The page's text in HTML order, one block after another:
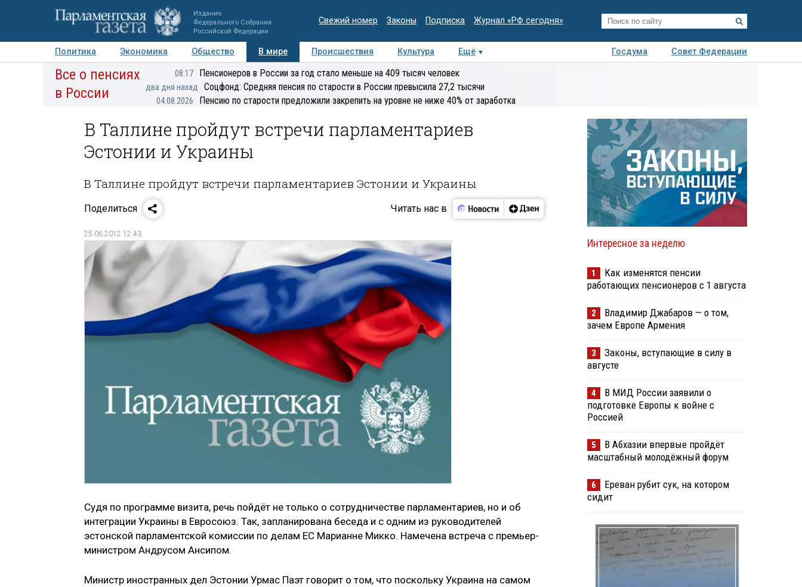
Издание
Федерального Собрания
Российской Федерации
Свежий номер Законы Подписка Журнал «РФ сегодня»
Политика Экономика Общество В мире Происшествия Культура Ещё Госдума
Совет Федерации
Авторы Персоны Мнения Регионы Медиацентр Интервью Колумнисты
Все о пенсиях
в России
08:17 Пенсионеров в России за год стало меньше на 409 тысяч человек
два дня назад Соцфонд: Средняя пенсия по старости в России превысила 27,2 тысячи
04.08.2026 Пенсию по старости предложили закрепить на уровне не ниже 40% от заработка
В Таллине пройдут встречи парламентариев
Эстонии и Украины
В Таллине пройдут встречи парламентариев Эстонии и Украины
Поделиться Читать нас в
25.06.2012 12:43
Судя по программе визита, речь пойдёт не только о сотрудничестве парламентариев, но и об
интеграции Украины в Евросоюз. Так, запланирована беседа и с одним из руководителей
эстонской парламентской комиссии по делам ЕС Марианне Микко. Намечена встреча с премьер-
министром Андрусом Ансипом.
Министр иностранных дел Эстонии Урмас Паэт говорит о том, что поскольку Украина на самом
Интересное за неделю
1
Как изменятся пенсии
работающих пенсионеров с 1 августа
2
Владимир Джабаров — о том,
зачем Европе Армения
3
Законы, вступающие в силу в
августе
4
В МИД России заявили о
подготовке Европы к войне с
Россией
5
В Абхазии впервые пройдёт
масштабный молодёжный форум
6
Ереван рубит сук, на котором
сидит